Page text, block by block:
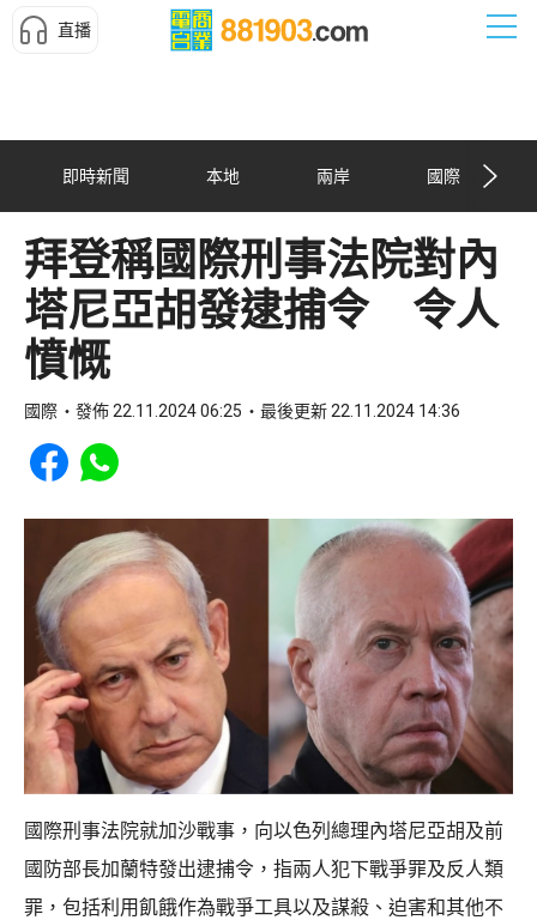
直播
即時新聞 本地 兩岸 國際
拜登稱國際刑事法院對內
塔尼亞胡發逮捕令 令人
憤慨
國際 發佈 22.11.2024 06:25 最後更新 22.11.2024 14:36
Share to Facebook
Share to WhatsApp
國際刑事法院就加沙戰事，向以色列總理內塔尼亞胡及前
國防部長加蘭特發出逮捕令，指兩人犯下戰爭罪及反人類
罪，包括利用飢餓作為戰爭工具以及謀殺、迫害和其他不